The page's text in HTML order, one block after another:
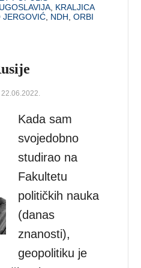
, KRALJICA
JERGOVIĆ, NDH,ORBI
22.06.2022.
Kada sam
svojedobno
studirao na
Fakultetu
političkih nauka
(danas
znanosti),
geopolitiku je